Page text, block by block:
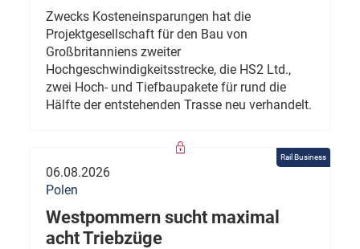
Zwecks Kosteneinsparungen hat die
Projektgesellschaft für den Bau von
Großbritanniens zweiter
Hochgeschwindigkeitsstrecke, die HS2 Ltd.,
zwei Hoch- und Tiefbaupakete für rund die
Hälfte der entstehenden Trasse neu verhandelt.
Rail Business
06.08.2026
Polen
Westpommern sucht maximal
acht Triebzüge